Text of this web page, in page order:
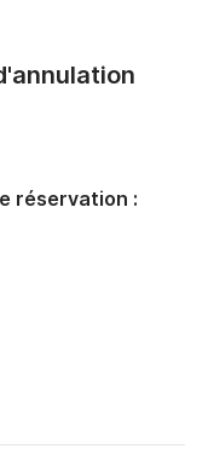
réservation :